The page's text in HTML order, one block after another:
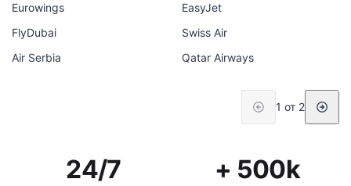
Eurowings
EasyJet
FlyDubai
Swiss Air
Air Serbia
Qatar Airways
1 от 2
24/7 + 500k